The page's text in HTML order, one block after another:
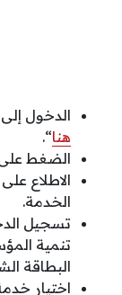
الدخول
هنا“.
الضغط
الاطلاع
الخدمة.
تسجيل
تنمية
البطاقة
اختيار